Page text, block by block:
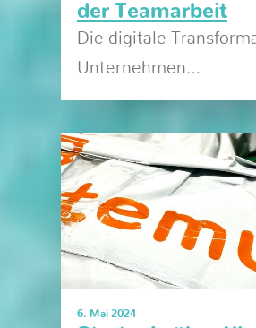
der Teamarbeit
Die digitale
Unternehmen…
6. Mai 2024